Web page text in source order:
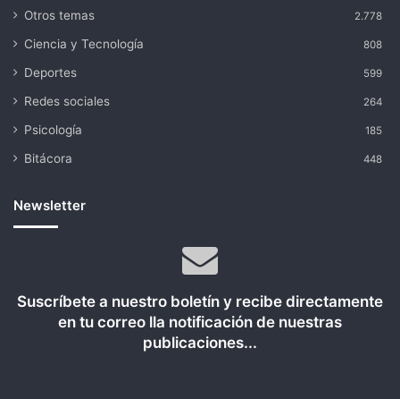
Otros temas 2.778
Ciencia y Tecnología 808
Deportes 599
Redes sociales 264
Psicología 185
Bitácora 448
Newsletter
Suscríbete a nuestro boletín y recibe directamente
en tu correo lla notificación de nuestras
publicaciones...